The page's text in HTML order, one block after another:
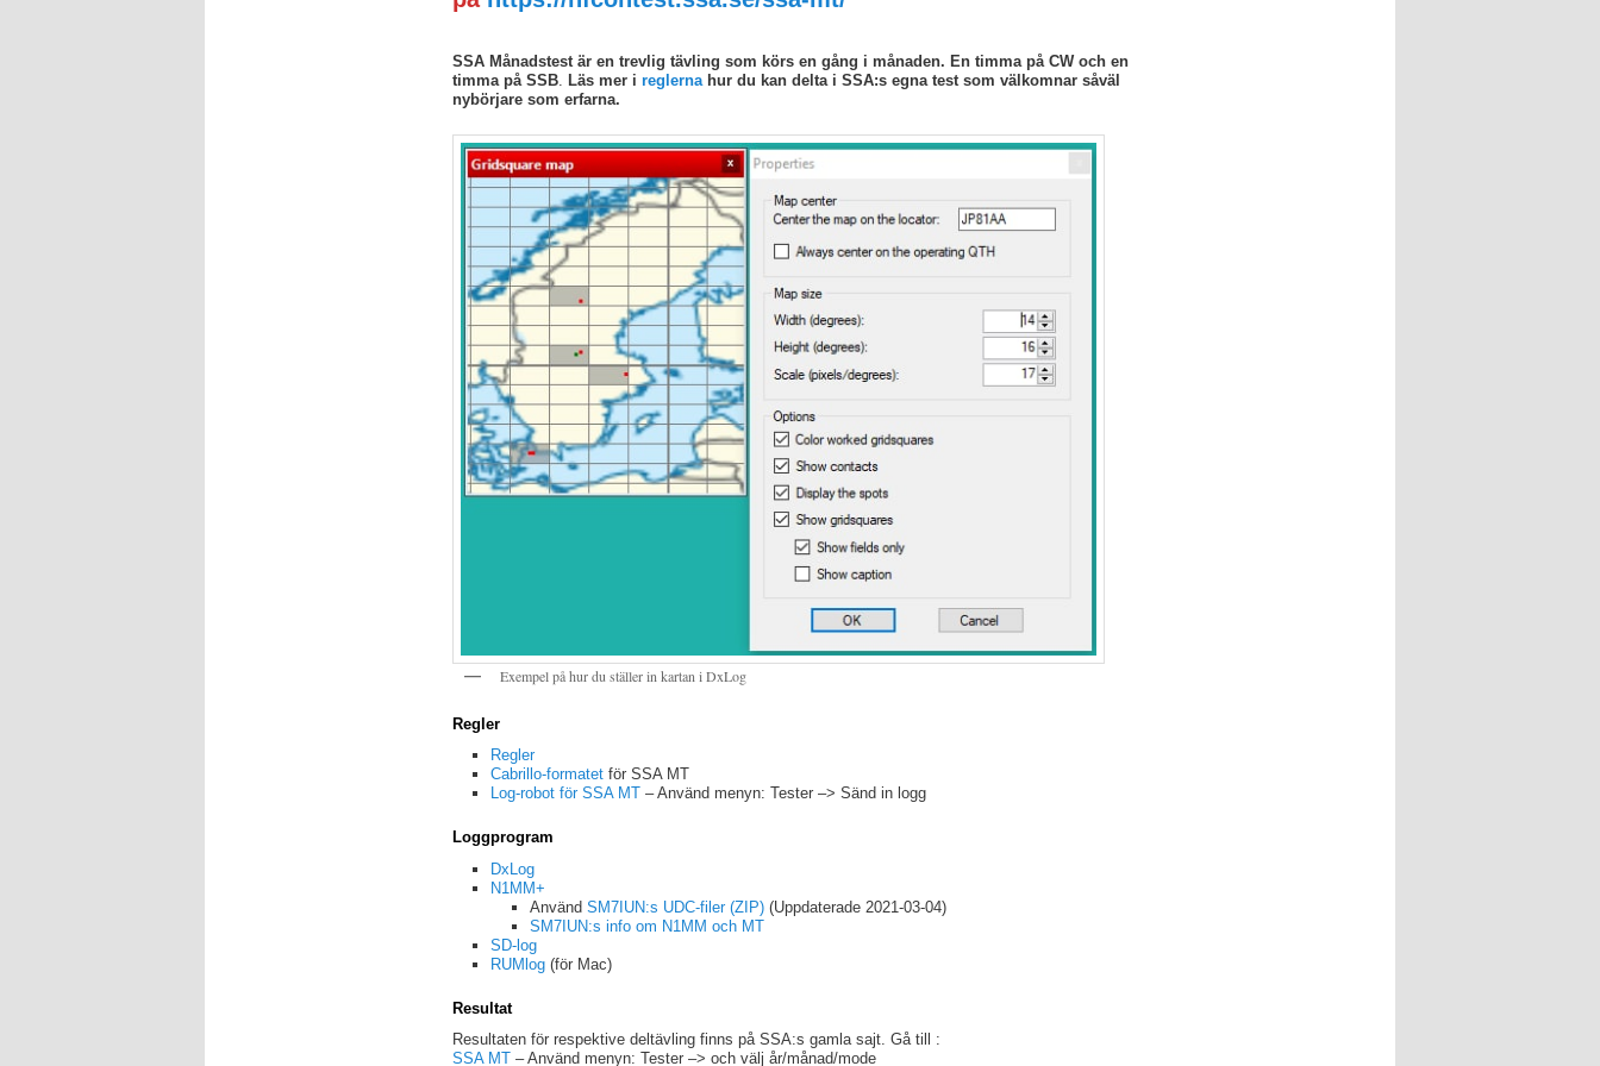
SSA Månadstest är en trevlig tävling som körs en gång i månaden. En timma på CW och en
timma på SSB. Läs mer i reglernahur du kan delta i SSA:s egna test som välkomnar såväl
nybörjare som erfarna.
Exempel på hur du ställer in kartan i DxLog
Regler
Regler
Cabrillo-formatet för SSA MT
Log-robot för SSA MT – Använd menyn: Tester –> Sänd in logg
Loggprogram
DxLog
N1MM+
Använd SM7IUN:s UDC-filer (ZIP)(Uppdaterade 2021-03-04)
SM7IUN:s info om N1MM och MT
SD-log
RUMlog (för Mac)
Resultat
Resultaten för respektive deltävling finns på SSA:s gamla sajt. Gå till :
SSA MT– Använd menyn: Tester –> och välj år/månad/mode